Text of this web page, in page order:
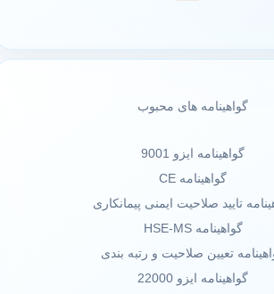
گواهینامه های محبوب
گواهینامه ایزو 9001
گواهینامه CE
تایید صلاحیت ایمنی پیمانکاری
گواهینامه HSE-MS
تعیین صلاحیت و رتبه بندی
گواهینامه ایزو 22000